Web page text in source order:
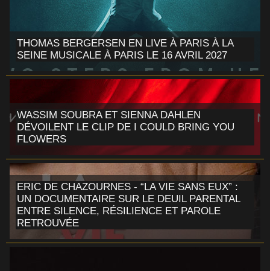
THOMAS BERGERSEN EN LIVE À PARIS À LA
SEINE MUSICALE À PARIS LE 16 AVRIL 2027
WASSIM SOUBRA ET SIENNA DAHLEN
DÉVOILENT LE CLIP DE I COULD BRING YOU
FLOWERS
ERIC DE CHAZOURNES - “LA VIE SANS EUX” :
UN DOCUMENTAIRE SUR LE DEUIL PARENTAL
ENTRE SILENCE, RÉSILIENCE ET PAROLE
RETROUVÉE